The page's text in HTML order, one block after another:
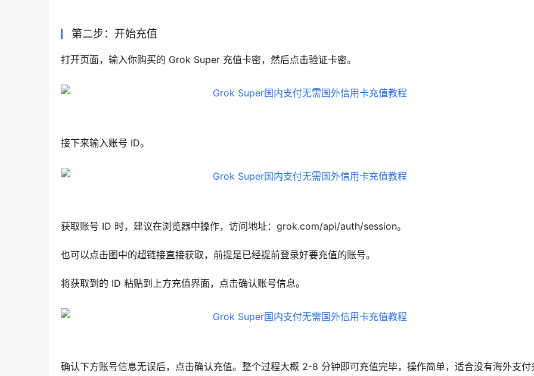
第二步：开始充值
打开页面，输入你购买的 Grok Super 充值卡密，然后点击验证卡密。
接下来输入账号 ID。
获取账号 ID 时，建议在浏览器中操作，访问地址：grok.com/api/auth/session。
也可以点击图中的超链接直接获取，前提是已经提前登录好要充值的账号。
将获取到的 ID 粘贴到上方充值界面，点击确认账号信息。
确认下方账号信息无误后，点击确认充值。整个过程大概 2-8 分钟即可充值完毕，操作简单，适合没有海外支付